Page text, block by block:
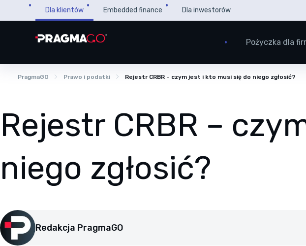
Dla klientów Embedded finance Dla inwestorów
Pożyczka dla
PragmaGO Prawo i podatki Rejestr CRBR – czym jest i kto musi się do niego zgłosić?
Rejestr CRBR –
niego zgłosić?
Redakcja PragmaGO